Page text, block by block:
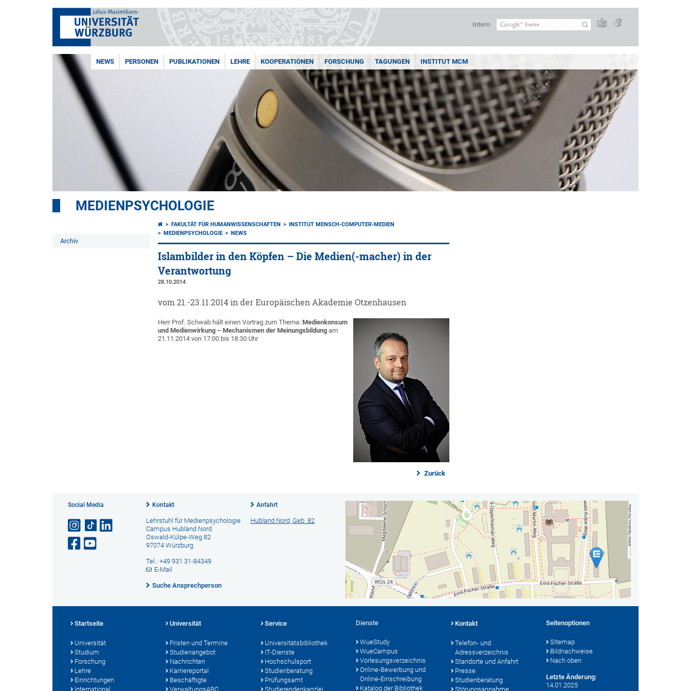
Intern
NEWS PERSONEN PUBLIKATIONEN LEHRE KOOPERATIONEN FORSCHUNG TAGUNGEN INSTITUT MCM
MEDIENPSYCHOLOGIE
Archiv
FAKULTÄT FÜR HUMANWISSENSCHAFTEN
INSTITUT MENSCH-COMPUTER-MEDIEN
MEDIENPSYCHOLOGIE
NEWS
Islambilder in den Köpfen – Die Medien(-macher) in der
Verantwortung
28.10.2014
vom 21.-23.11.2014 in der Europäischen Akademie Otzenhausen
Herr Prof. Schwab hält einen Vortrag zum Thema:Medienkonsum
und Medienwirkung –Mechanismen der Meinungsbildungam
21.11.2014 von 17:00 bis 18:30 Uhr
Zurück
Social Media Kontakt
Lehrstuhl für Medienpsychologie
Campus Hubland Nord
Oswald-Külpe-Weg 82
97074 Würzburg
Tel.: +49 931 31-84349
E-Mail
Suche Ansprechperson
Anfahrt
Hubland Nord, Geb. 82
Startseite
Universität
Studium
Forschung
Lehre
Einrichtungen
International
Universität
Fristen und Termine
Studienangebot
Nachrichten
Karriereportal
Beschäftigte
VerwaltungsABC
Service
Universitätsbibliothek
IT-Dienste
Hochschulsport
Studienberatung
Prüfungsamt
Studierendenkanzlei
Dienste
WueStudy
WueCampus
Vorlesungsverzeichnis
Online-Bewerbung und
Online-Einschreibung
Katalog der Bibliothek
Kontakt
Telefon- und
Adressverzeichnis
Standorte und Anfahrt
Presse
Studienberatung
Störungsannahme
Seitenoptionen
Sitemap
Bildnachweise
Nach oben
Letzte Änderung:
14.01.2025